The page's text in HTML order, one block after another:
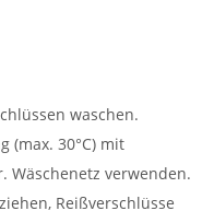
waschen.
(max. 30°C) mit
Wäschenetz verwenden.
Reißverschlüsse